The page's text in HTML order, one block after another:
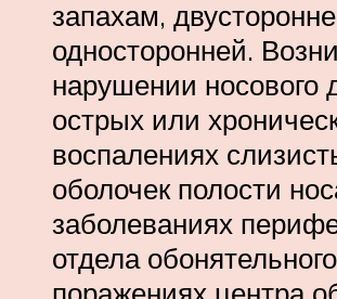
запахам,
односторонней.
нарушении носового
острых или
воспалениях
оболочек полости
заболеваниях
отдела